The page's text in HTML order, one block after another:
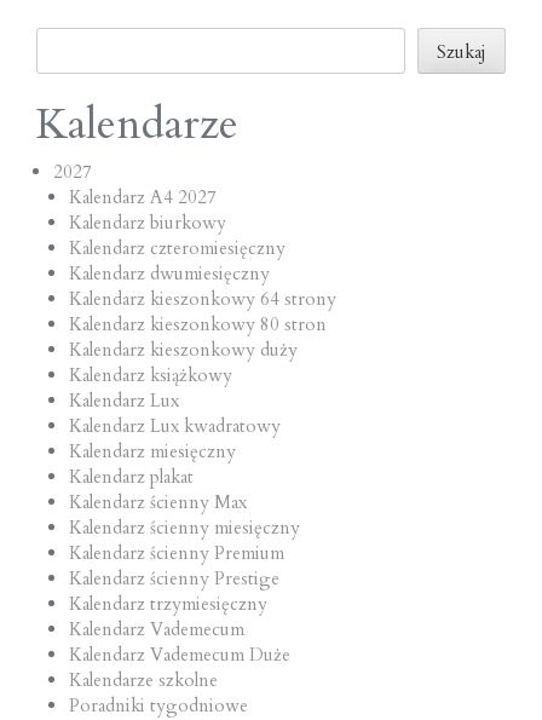
o
n
Szukaj
Szukaj
Kalendarze
2027
Kalendarz A4 2027
Kalendarz biurkowy
Kalendarz czteromiesięczny
Kalendarz dwumiesięczny
Kalendarz kieszonkowy 64 strony
Kalendarz kieszonkowy 80 stron
Kalendarz kieszonkowy duży
Kalendarz książkowy
Kalendarz Lux
Kalendarz Lux kwadratowy
Kalendarz miesięczny
Kalendarz plakat
Kalendarz ścienny Max
Kalendarz ścienny miesięczny
Kalendarz ścienny Premium
Kalendarz ścienny Prestige
Kalendarz trzymiesięczny
Kalendarz Vademecum
Kalendarz Vademecum Duże
Kalendarze szkolne
Poradniki tygodniowe